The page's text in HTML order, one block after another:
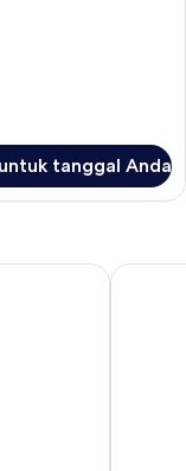
tanggal Anda
Beach
The